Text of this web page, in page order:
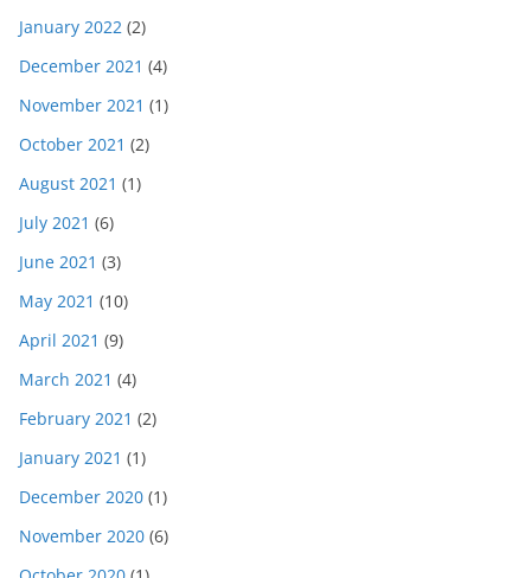
January 2022 (2)
December 2021 (4)
November 2021 (1)
October 2021 (2)
August 2021 (1)
July 2021 (6)
June 2021 (3)
May 2021 (10)
April 2021 (9)
March 2021 (4)
February 2021 (2)
January 2021 (1)
December 2020 (1)
November 2020 (6)